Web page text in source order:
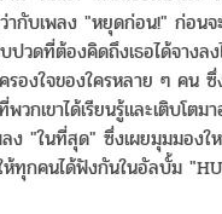
ากับเพลง "หยุดก่อน!" ก่อ
วดที่ต้องคิดถึงเธอได้จางล
องใจของใครหลาย ๆ คน
กเขาได้เรียนรู้และเติบโต
ลง "ในที่สุด" ซึ่งเผยมุมมอง
ห้ทุกคนได้ฟังกันในอัลบั้ม